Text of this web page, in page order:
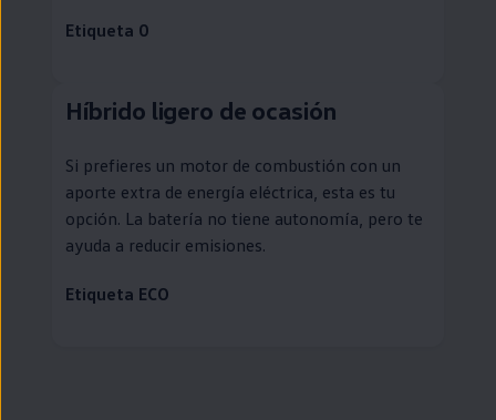
Etiqueta 0
Híbrido ligero de ocasión
Si prefieres un motor de combustión con un
aporte extra de energía eléctrica, esta es tu
opción. La batería no tiene autonomía, pero te
ayuda a reducir emisiones.
Etiqueta ECO